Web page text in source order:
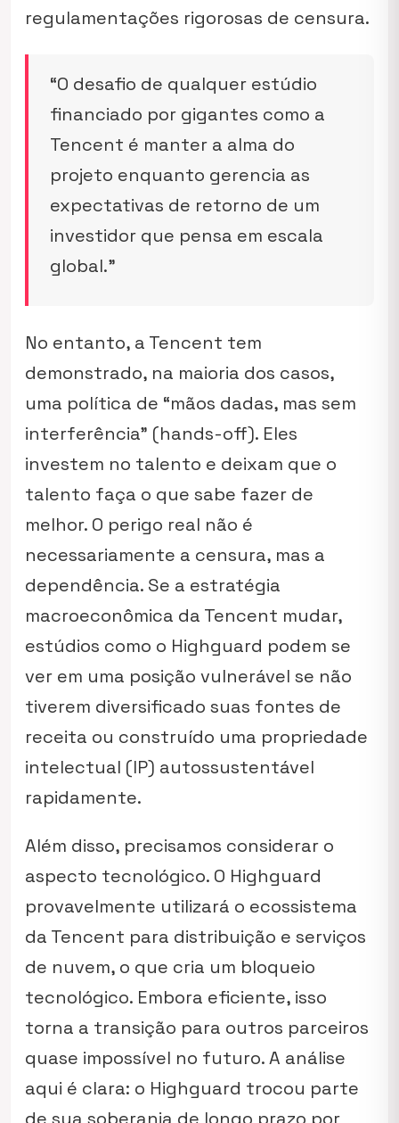
regulamentações rigorosas de censura.
“O desafio de qualquer estúdio
financiado por gigantes como a
Tencent é manter a alma do
projeto enquanto gerencia as
expectativas de retorno de um
investidor que pensa em escala
global.”
No entanto, a Tencent tem
demonstrado, na maioria dos casos,
uma política de “mãos dadas, mas sem
interferência” (hands-off). Eles
investem no talento e deixam que o
talento faça o que sabe fazer de
melhor. O perigo real não é
necessariamente a censura, mas a
dependência. Se a estratégia
macroeconômica da Tencent mudar,
estúdios como o Highguard podem se
ver em uma posição vulnerável se não
tiverem diversificado suas fontes de
receita ou construído uma propriedade
intelectual (IP) autossustentável
rapidamente.
Além disso, precisamos considerar o
aspecto tecnológico. O Highguard
provavelmente utilizará o ecossistema
da Tencent para distribuição e serviços
de nuvem, o que cria um bloqueio
tecnológico. Embora eficiente, isso
torna a transição para outros parceiros
quase impossível no futuro. A análise
aqui é clara: o Highguard trocou parte